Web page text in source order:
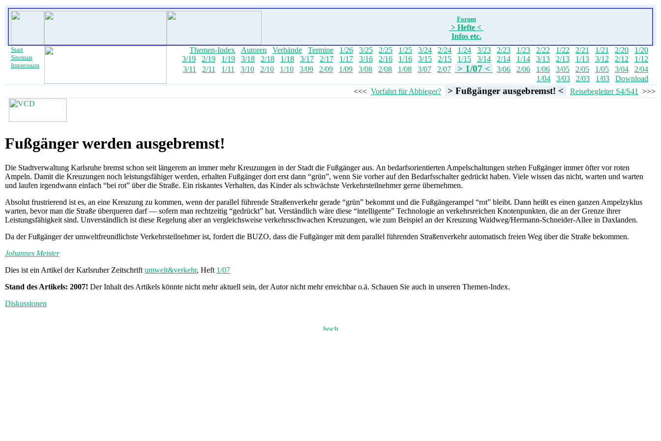
Forum
> Hefte <
Infos etc.
Start
Sitemap
Impressum
Themen-Index Autoren Verbände Termine 1/26 3/25 2/25 1/25 3/24 2/24 1/24 3/23 2/23 1/23 2/22 1/22 2/21 1/21 2/20
1/20
3/19
2/19 1/19 3/18 2/18 1/18 3/17 2/17 1/17 3/16 2/16 1/16 3/15 2/15 1/15 3/14 2/14 1/14 3/13 2/13 1/13 3/12 2/12
1/12
3/11
2/11 1/11 3/10 2/10 1/10 3/09 2/09 1/09 3/08 2/08 1/08 3/07 2/07 > 1/07 < 3/06 2/06 1/06 3/05 2/05 1/05 3/04
2/04
1/04
3/03 2/03 1/03
Download
<<< Vorfahrt für Abbieger? > Fußgänger ausgebremst! < Reisebegleiter S4/S41 >>>
Fußgänger werden ausgebremst!
Die Stadtverwaltung Karlsruhe bremst schon seit längerem an immer mehr Kreuzungen in der Stadt die Fußgänger aus. An bedarfsorientierten Ampelschaltungen stehen Fußgänger immer öfter vor roten
Ampeln. Damit die Kreuzungen noch leistungsfähiger werden, erhalten Fußgänger dort erst dann “grün”, wenn Sie vorher auf den Bedarfsschalter gedrückt haben. Viele wissen das nicht, warten und warten
und laufen irgendwann einfach “bei rot” über die Straße. Ein riskantes Verhalten, das Kinder als schwächste Verkehrsteilnehmer gerne übernehmen.
Absolut frustrierend ist es, an eine Kreuzung zu kommen, wenn der parallel führende Straßenverkehr gerade “grün” bekommt und die Fußgängerampel “rot” bleibt. Dann heißt es einen ganzen Ampelzyklus
warten, bevor man die Straße überqueren darf — sofern man rechtzeitig “gedrückt” hat. Verständlich wäre diese “intelligente” Technologie an verkehrsreichen Knotenpunkten, die an der Grenze ihrer
Leistungsfähigkeit sind. Unverständlich ist diese Regelung aber an vergleichsweise verkehrsschwachen Kreuzungen, wie zum Beispiel an der Kreuzung Waidweg/Hermann-Schneider-Allee in Daxlanden.
Da der Fußgänger der umweltfreundlichste Verkehrsteilnehmer ist, fordert die BUZO, dass die Fußgänger mit dem parallel führenden Straßenverkehr automatisch freien Weg über die Straße bekommen.
Johannes Meister
Dies ist ein Artikel der Karlsruher Zeitschrift umwelt&verkehr, Heft 1/07
Stand des Artikels: 2007! Der Inhalt des Artikels könnte nicht mehr aktuell sein, der Autor nicht mehr erreichbar o.ä. Schauen Sie auch in unseren Themen-Index.
Diskussionen